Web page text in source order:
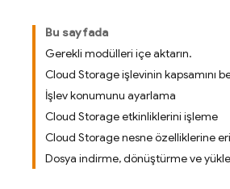
Bu sayfada
Gerekli modülleri içe aktarın.
Cloud Storage işlevinin kapsamını
İşlev konumunu ayarlama
Cloud Storage etkinliklerini işleme
Cloud Storage nesne özelliklerine
Dosya indirme, dönüştürme ve